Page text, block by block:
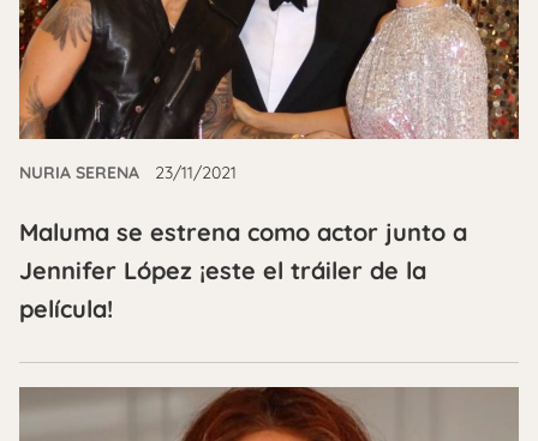
NURIA SERENA 23/11/2021
Maluma se estrena como actor junto a
Jennifer López ¡este el tráiler de la
película!